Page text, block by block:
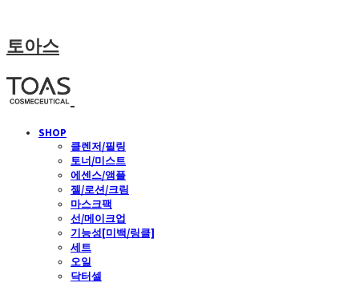
토아스
SHOP
클렌저/필링
토너/미스트
에센스/앰플
젤/로션/크림
마스크팩
선/메이크업
기능성[미백/링클]
세트
오일
닥터셀